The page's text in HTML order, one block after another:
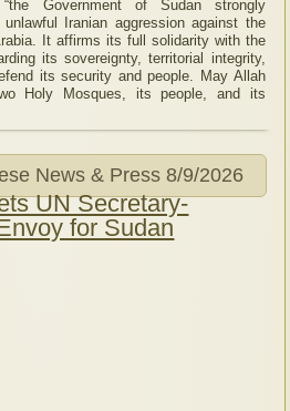
Government of Sudan strongly
Iranian aggression against the
It affirms its full solidarity with the
its sovereignty, territorial integrity,
its security and people. May Allah
Holy Mosques, its people, and its
News & Press 8/9/2026
UN Secretary-
for Sudan